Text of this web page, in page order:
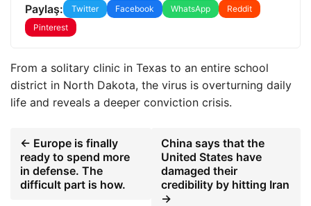
Paylaş: Twitter Facebook WhatsApp
Reddit
Pinterest
From a solitary clinic in Texas to an entire school
district in North Dakota, the virus is overturning daily
life and reveals a deeper conviction crisis.
← Europe is finally
ready to spend more
in defense. The
difficult part is how.
China says that the
United States have
damaged their
credibility by hitting Iran
→